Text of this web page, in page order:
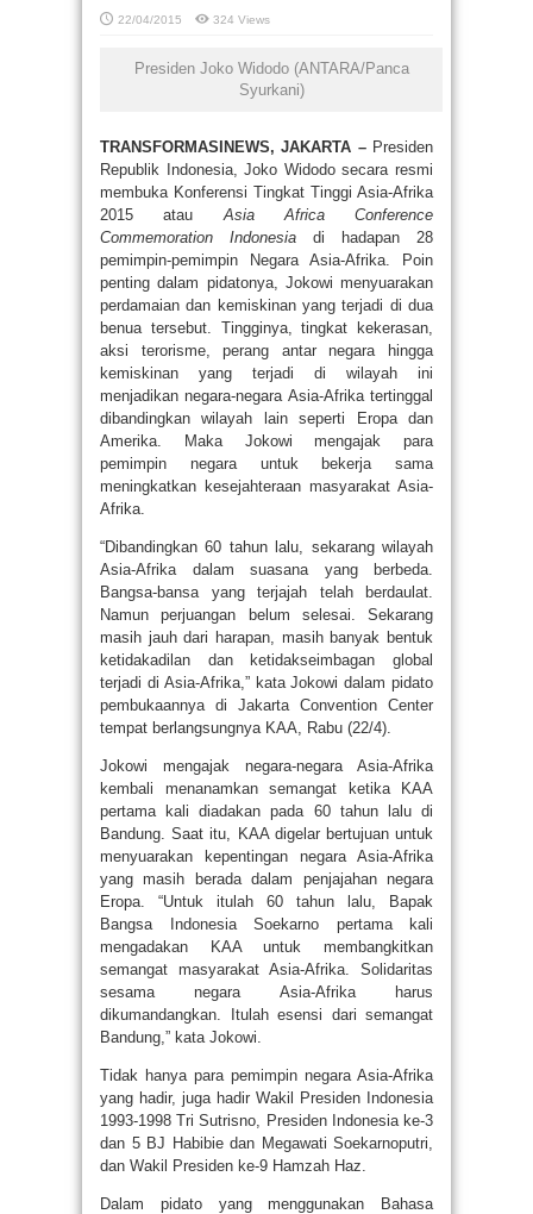
22/04/2015 324 Views
Presiden Joko Widodo (ANTARA/Panca
Syurkani)
TRANSFORMASINEWS, JAKARTA –Presiden
Republik Indonesia, Joko Widodo secara resmi
membuka Konferensi Tingkat Tinggi Asia-Afrika
2015 atauAsia Africa Conference
Commemoration Indonesia di hadapan 28
pemimpin-pemimpin Negara Asia-Afrika. Poin
penting dalam pidatonya, Jokowi menyuarakan
perdamaian dan kemiskinan yang terjadi di dua
benua tersebut. Tingginya, tingkat kekerasan,
aksi terorisme, perang antar negara hingga
kemiskinan yang terjadi di wilayah ini
menjadikan negara-negara Asia-Afrika tertinggal
dibandingkan wilayah lain seperti Eropa dan
Amerika. Maka Jokowi mengajak para
pemimpin negara untuk bekerja sama
meningkatkan kesejahteraan masyarakat Asia-
Afrika.
“Dibandingkan 60 tahun lalu, sekarang wilayah
Asia-Afrika dalam suasana yang berbeda.
Bangsa-bansa yang terjajah telah berdaulat.
Namun perjuangan belum selesai. Sekarang
masih jauh dari harapan, masih banyak bentuk
ketidakadilan dan ketidakseimbagan global
terjadi di Asia-Afrika,” kata Jokowi dalam pidato
pembukaannya di Jakarta Convention Center
tempat berlangsungnya KAA, Rabu (22/4).
Jokowi mengajak negara-negara Asia-Afrika
kembali menanamkan semangat ketika KAA
pertama kali diadakan pada 60 tahun lalu di
Bandung. Saat itu, KAA digelar bertujuan untuk
menyuarakan kepentingan negara Asia-Afrika
yang masih berada dalam penjajahan negara
Eropa. “Untuk itulah 60 tahun lalu, Bapak
Bangsa Indonesia Soekarno pertama kali
mengadakan KAA untuk membangkitkan
semangat masyarakat Asia-Afrika. Solidaritas
sesama negara Asia-Afrika harus
dikumandangkan. Itulah esensi dari semangat
Bandung,” kata Jokowi.
Tidak hanya para pemimpin negara Asia-Afrika
yang hadir, juga hadir Wakil Presiden Indonesia
1993-1998 Tri Sutrisno, Presiden Indonesia ke-3
dan 5 BJ Habibie dan Megawati Soekarnoputri,
dan Wakil Presiden ke-9 Hamzah Haz.
Dalam pidato yang menggunakan Bahasa